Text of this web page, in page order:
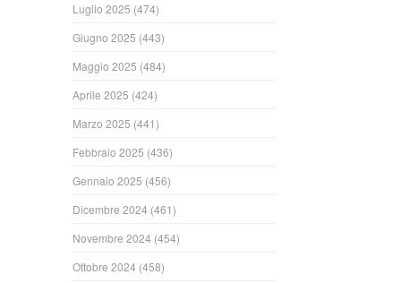
Luglio 2025 (474)
Giugno 2025 (443)
Maggio 2025 (484)
Aprile 2025 (424)
Marzo 2025 (441)
Febbraio 2025 (436)
Gennaio 2025 (456)
Dicembre 2024 (461)
Novembre 2024 (454)
Ottobre 2024 (458)